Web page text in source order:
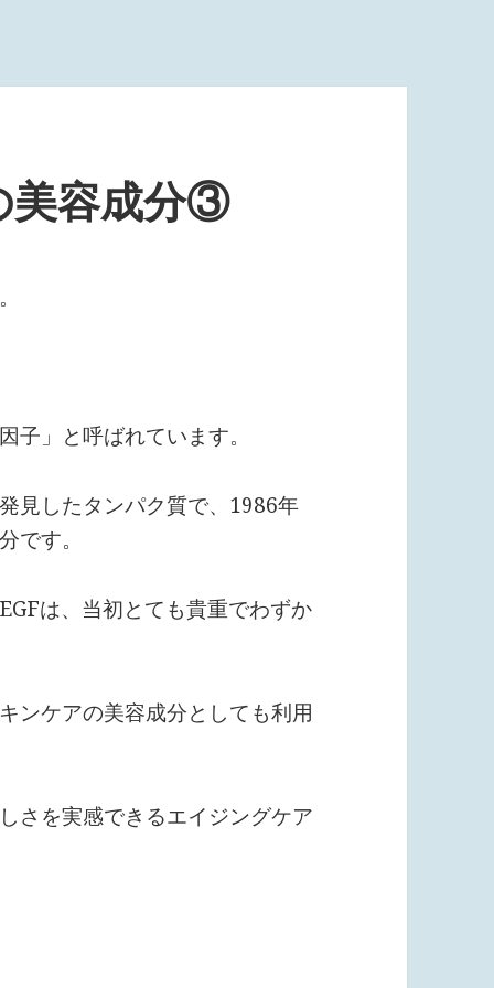
美容成分③
子」と呼ばれています。
見したタンパク質で、1986年
です。
は、当初とても貴重でわずか
ンケアの美容成分としても利用
さを実感できるエイジングケア